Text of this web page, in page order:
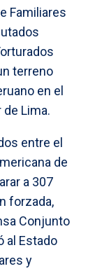
Familiares
terreno
en el
de Lima.
entre el
de
a 307
forzada,
Conjunto
al Estado
y